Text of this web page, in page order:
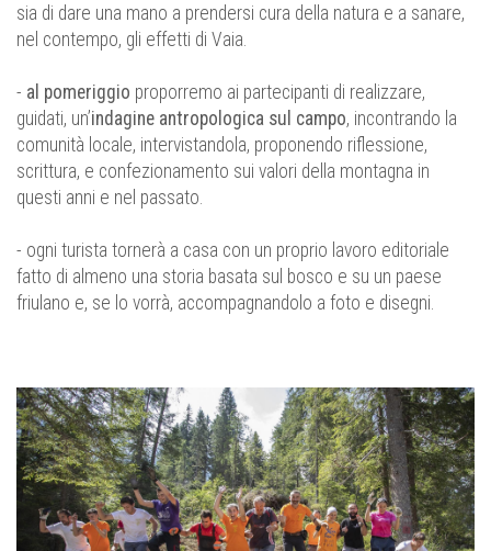
sia di dare una mano a prendersi cura della natura e a sanare,
nel contempo, gli effetti di Vaia.
- al pomeriggio proporremo ai partecipanti di realizzare,
guidati, un’indagine antropologica sul campo, incontrando la
comunità locale, intervistandola, proponendo riflessione,
scrittura, e confezionamento sui valori della montagna in
questi anni e nel passato.
- ogni turista tornerà a casa con un proprio lavoro editoriale
fatto di almeno una storia basata sul bosco e su un paese
friulano e, se lo vorrà, accompagnandolo a foto e disegni.